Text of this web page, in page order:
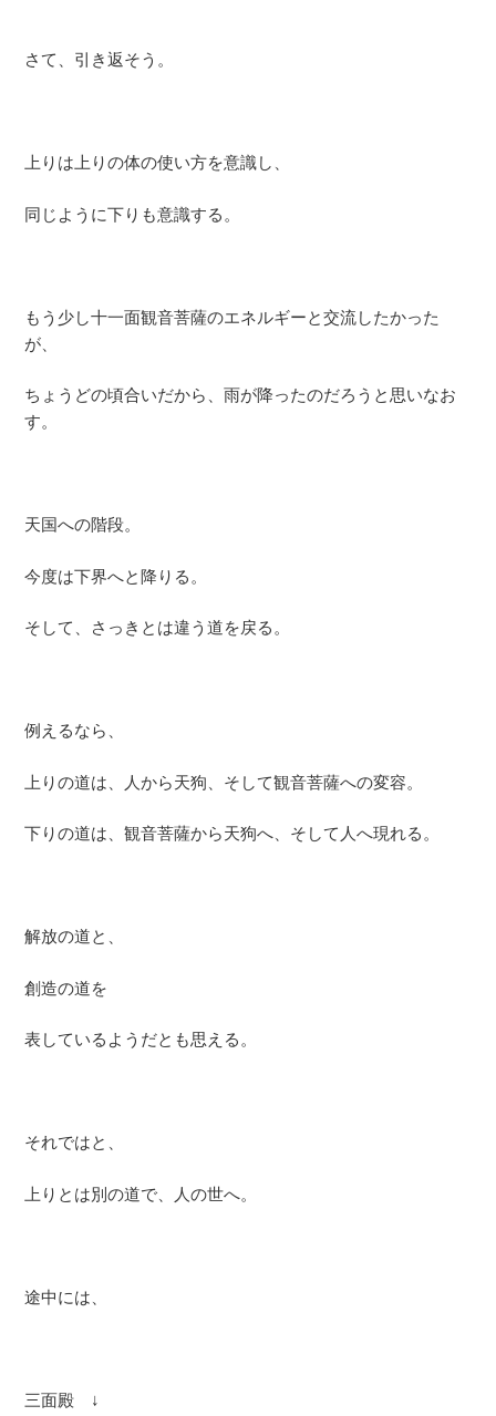
さて、引き返そう。
上りは上りの体の使い方を意識し、
同じように下りも意識する。
もう少し十一面観音菩薩のエネルギーと交流したかった
が、
ちょうどの頃合いだから、雨が降ったのだろうと思いなお
す。
天国への階段。
今度は下界へと降りる。
そして、さっきとは違う道を戻る。
例えるなら、
上りの道は、人から天狗、そして観音菩薩への変容。
下りの道は、観音菩薩から天狗へ、そして人へ現れる。
解放の道と、
創造の道を
表しているようだとも思える。
それではと、
上りとは別の道で、人の世へ。
途中には、
三面殿 ↓